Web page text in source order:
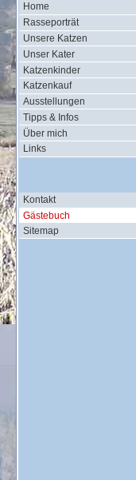
Home
Rasseporträt
Unsere Katzen
Unser Kater
Katzenkinder
Katzenkauf
Ausstellungen
Tipps & Infos
Über mich
Links
Kontakt
Gästebuch
Sitemap